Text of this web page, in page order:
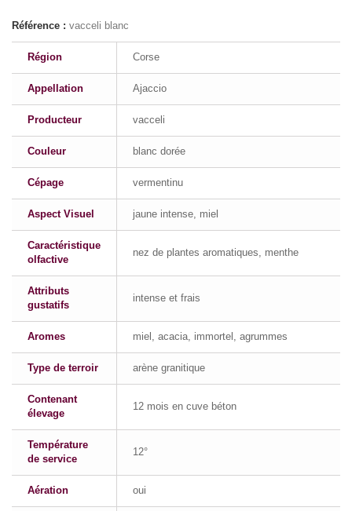
Référence : vacceli blanc
Région Corse
Appellation Ajaccio
Producteur vacceli
Couleur blanc dorée
Cépage vermentinu
Aspect Visuel jaune intense, miel
Caractéristique
olfactive
nez de plantes aromatiques, menthe
Attributs
gustatifs
intense et frais
Aromes miel, acacia, immortel, agrummes
Type de terroir arène granitique
Contenant
élevage
12 mois en cuve béton
Température
de service
12°
Aération oui